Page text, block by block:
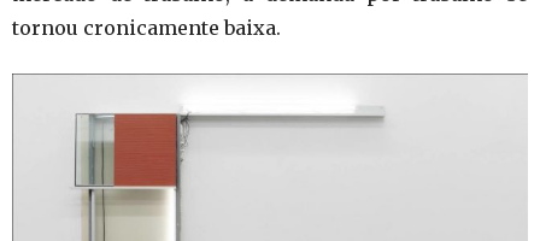
tornou cronicamente baixa.